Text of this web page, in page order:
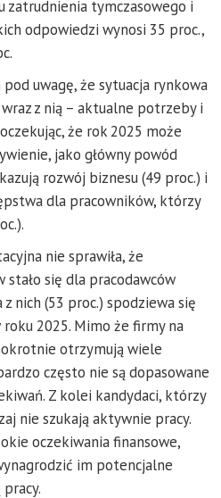
zatrudnienia tymczasowego i
odpowiedzi wynosi 35 proc.,
uwagę, że sytuacja rynkowa
z nią – aktualne potrzeby i
że rok 2025 może
jako główny powód
rozwój biznesu (49 proc.) i
dla pracowników, którzy
nie sprawiła, że
się dla pracodawców
z nich (53 proc.) spodziewa się
2025. Mimo że firmy na
otrzymują wiele
często nie są dopasowane
Z kolei kandydaci, którzy
nie szukają aktywnie pracy.
oczekiwania finansowe,
im potencjalne